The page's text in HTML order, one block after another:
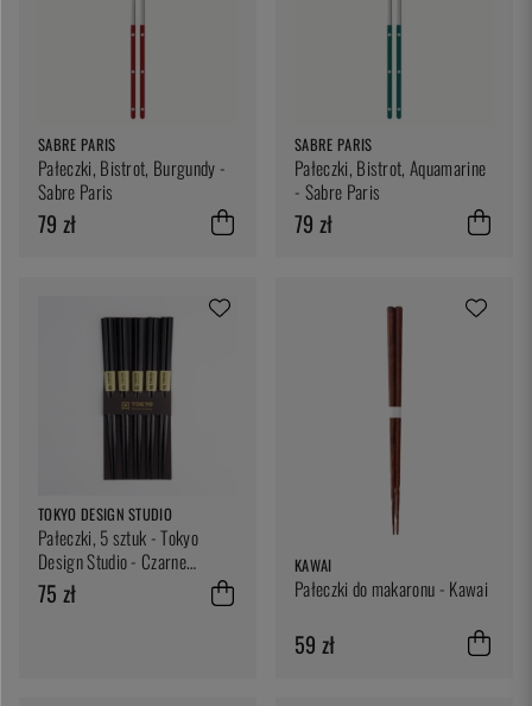
SABRE PARIS
Pałeczki, Bistrot, Burgundy -
Sabre Paris
79 zł
SABRE PARIS
Pałeczki, Bistrot, Aquamarine
- Sabre Paris
79 zł
TOKYO DESIGN STUDIO
Pałeczki, 5 sztuk - Tokyo
Design Studio - Czarne
drewno
75 zł
KAWAI
Pałeczki do makaronu - Kawai
59 zł